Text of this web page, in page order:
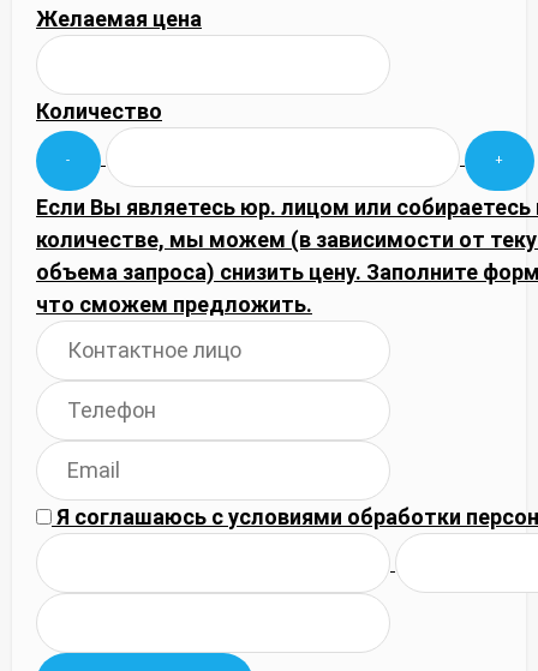
Желаемая цена
Количество
Если Вы являетесь юр. лицом или
количестве, мы можем (в зависимости от
объема запроса) снизить цену. Заполните
что сможем предложить.
Я соглашаюсь сусловиями обработки